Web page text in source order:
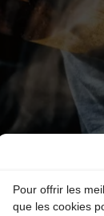
Pour offrir les
que les cookies